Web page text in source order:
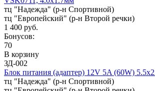
тц "Надежда" (р-н Спортивной)
тц "Европейский" (р-н Второй речки)
1 400 руб.
Бонусов:
70
В корзину
ЗД-002
Блок питания (адаптер) 12V 5A (60W)
тц "Надежда" (р-н Спортивной)